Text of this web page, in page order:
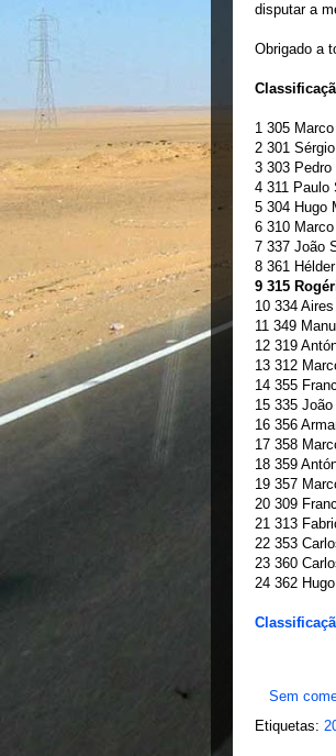
disputar a
Obrigado a
1 305
2 301
3 303 Pedro
4 311 Paulo
5 304 Hugo
6 310
7 337 João
8 361
9 315
10 334
11 349
12 319
13 312
14 355
15 335
16 356
17 358
18 359
19 357
20 309
21 313
22 353
23 360
24 362
Sem
Etiquetas: